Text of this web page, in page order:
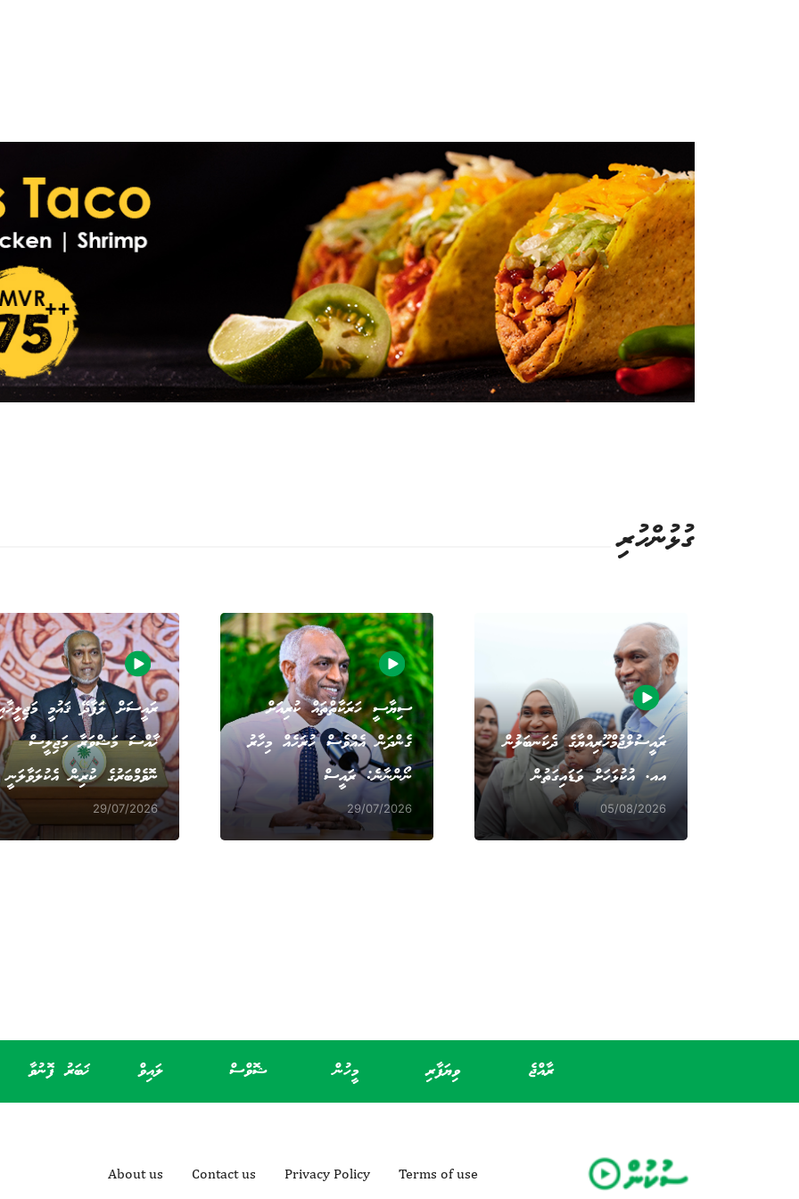
ގުޅުންހުރި
ރައީސުލްޖުމްހޫރިއްޔާގެ ދެކަނބަލުން
އއ. އުކުޅަހަށް ވަޑައިގަތުން
05/08/2026
ސިޔާސީ ހަރަކާތްތައް ކުރިއަށް
ގެންދަން އެއްވެސް ހުރަހެއް މިހާރު
ނޯންނާނެ: ރައީސް
29/07/2026
ރައީސަށް ލަފާދޭ ޤައުމީ
ޚާއްސަ މަޝްވަރާ މަޖިލީސް
ނޮވެމްބަރުގެ ކުރިން އެކުލަވާލަނީ
29/07/2026
ރާއްޖެ ވިޔަފާރި މީހުން ޝޮވްސް ލައިވް ޚަބަރު ފޮނުވާ
About us Contact us Privacy Policy Terms of use